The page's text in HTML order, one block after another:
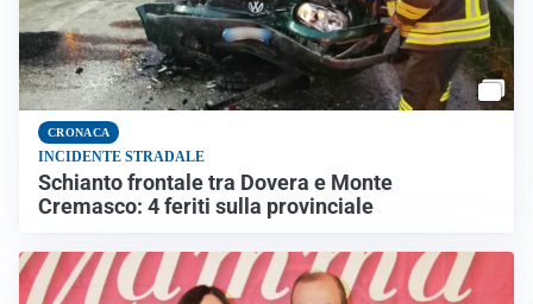
CRONACA
INCIDENTE STRADALE
Schianto frontale tra Dovera e Monte
Cremasco: 4 feriti sulla provinciale